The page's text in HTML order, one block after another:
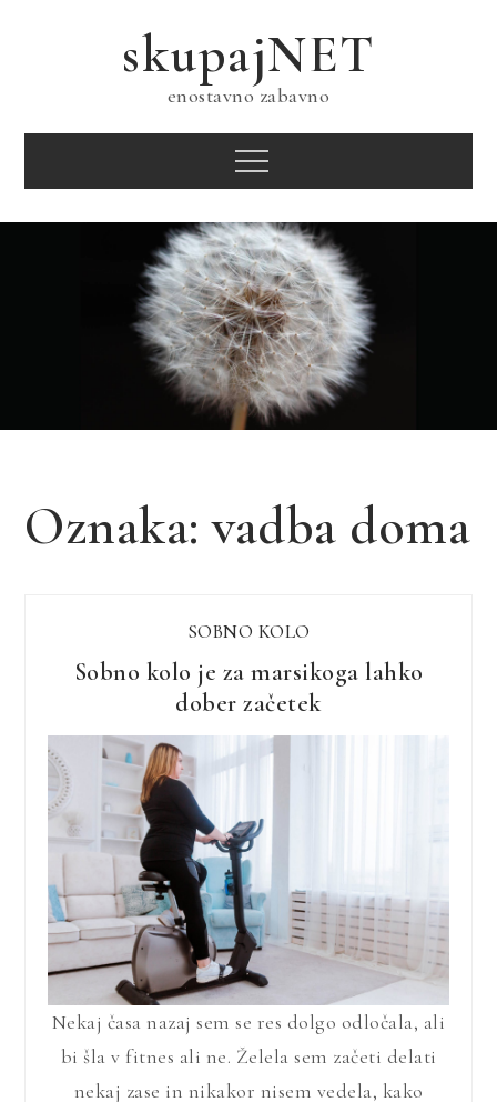
skupajNET
enostavno zabavno
Menu
Oznaka:vadba doma
SOBNO KOLO
Sobno kolo je za marsikoga lahko
dober začetek
Nekaj časa nazaj sem se res dolgo odločala, ali
bi šla v fitnes ali ne. Želela sem začeti delati
nekaj zase in nikakor nisem vedela, kako